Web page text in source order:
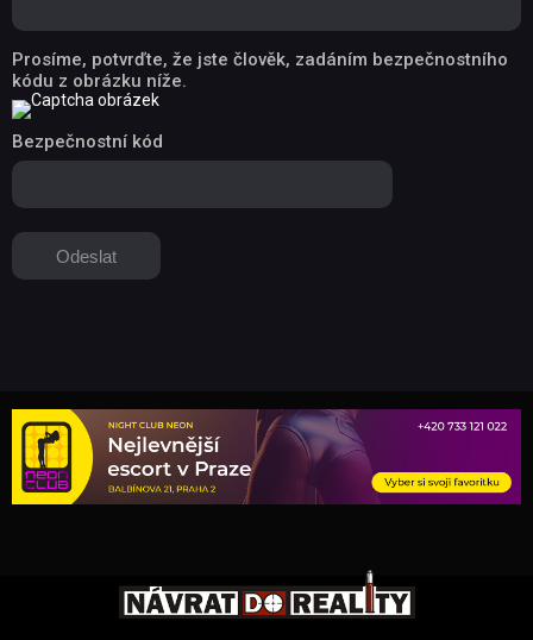
Prosíme, potvrďte, že jste člověk, zadáním bezpečnostního
kódu z obrázku níže.
Bezpečnostní kód